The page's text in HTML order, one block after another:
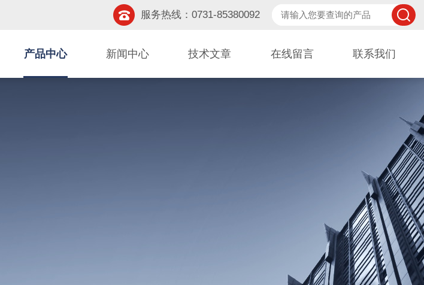
服务热线：0731-85380092
产品中心 新闻中心 技术文章 在线留言 联系我们